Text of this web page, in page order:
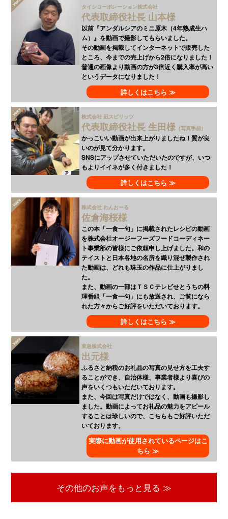
タイシコーポレーション株式会社
代表取締役社長 山本様
以前『アンダルシアのミニ原木（4年熟成生ハ
ム）』を動画で撮影してもらいました。
その動画を掲載してインターネットで販売した
ところ、今までの売上げから2倍になりました！
普通の画像より動画の方が3倍近く購入率が高い
というデータになりました！
詳しくはこちら ≫
株式会社 凪スピリッツ
代表取締役社長 生田様（写真手前）
かっこいい動画が出来上がりましたね！質が良
いのが見て分かります。
SNSにアップさせていただいたのですが、いつ
もよりイイネが多く付きました！
詳しくはこちら ≫
株式会社 わんおーる
佐倉海桜様
この本「一食一句」に掲載されたレシピの動画
を株式会社オージーフーズフードコーディネー
ト事業部の皆様にご依頼申し上げました。和の
テイストと日本各地の名所を織り混ぜ製作され
た動画は、どれも珠玉の作品に仕上がりまし
た。
また、動画の一部はＴＳＣテレビせとうちの料
理番組「一食一句」にも放送され、ご覧になら
れた方々からご好評をいただいております。
詳しくはこちら ≫
東急株式会社
出元様
ふるさと納税のお礼品の写真の見せ方を工夫す
ることができ、自治体様、事業者様より喜びの
声をいくつもいただいております。
また、今回は写真だけではなく、動画も撮影し
ました。動画によってお礼品の魅力をアピール
することは珍しいので、こちらもご好評いただ
いております。
実際に動画が使用されているページはこ
ちら ≫
その他のお声をもっと見る ≫